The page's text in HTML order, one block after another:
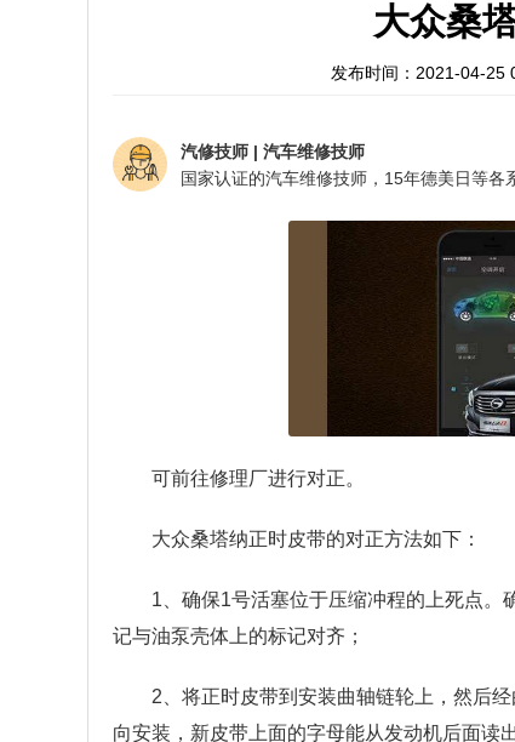
大众桑
发布时间：2021-04-25
汽修技师 | 汽车维修技师
可前往修理厂进行对正。
大众桑塔纳正时皮带的对正方法如下：
1、确保1号活塞位于压缩冲程的上死点
记与油泵壳体上的标记对齐；
2、将正时皮带到安装曲轴链轮上，然后
向安装，新皮带上面的字母能从发动机后面读